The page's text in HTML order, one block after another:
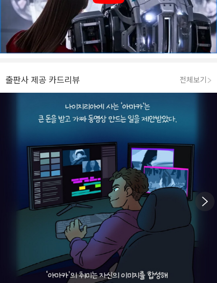
출판사 제공 카드리뷰 전체보기